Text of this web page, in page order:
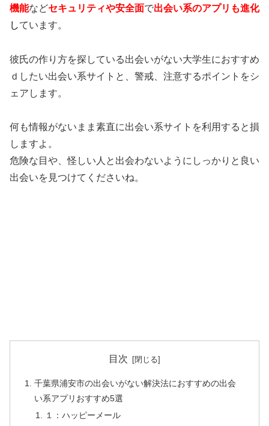
機能などセキュリティや安全面で出会い系のアプリも進化
しています。
彼氏の作り方を探している出会いがない大学生におすすめ
ｄしたい出会い系サイトと、警戒、注意するポイントをシ
ェアします。
何も情報がないまま素直に出会い系サイトを利用すると損
しますよ。
危険な目や、怪しい人と出会わないようにしっかりと良い
出会いを見つけてくださいね。
目次
千葉県浦安市の出会いがない解決法におすすめの出会
い系アプリおすすめ5選
１：ハッピーメール